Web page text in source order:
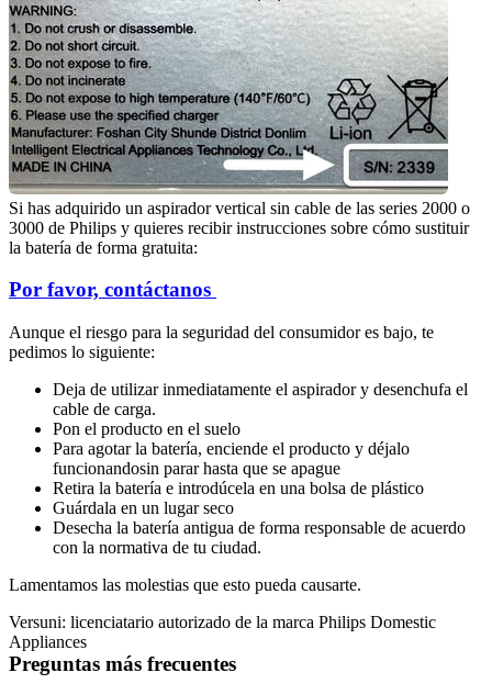
Si has adquirido un aspirador vertical sin cable de las series 2000 o
3000 de Philips y quieres recibir instrucciones sobre cómo sustituir
la batería de forma gratuita:
Aunque el riesgo para la seguridad del consumidor es bajo, te
pedimos lo siguiente:
Deja de utilizar inmediatamente el aspirador y desenchufa el
cable de carga.
Pon el producto en el suelo
Para agotar la batería, enciende el producto y déjalo
funcionandosin parar hasta que se apague
Retira la batería e introdúcela en una bolsa de plástico
Guárdala en un lugar seco
Desecha la batería antigua de forma responsable de acuerdo
con la normativa de tu ciudad.
Lamentamos las molestias que esto pueda causarte.
Versuni: licenciatario autorizado de la marca Philips Domestic
Appliances
Preguntas más frecuentes